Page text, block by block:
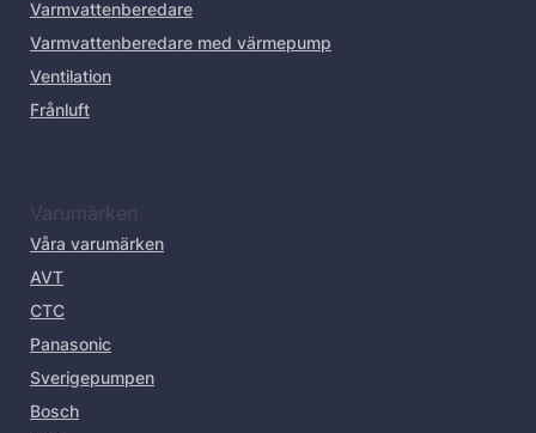
Varmvattenberedare
Varmvattenberedare med värmepump
Ventilation
Frånluft
Varumärken
Våra varumärken
AVT
CTC
Panasonic
Sverigepumpen
Bosch